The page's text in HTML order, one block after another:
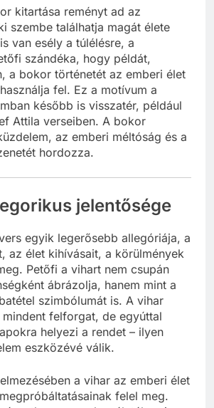
kitartása reményt ad az
szembe találhatja magát élete
van esély a túlélésre, a
szándéka, hogy példát,
a bokor történetét az emberi élet
fel. Ez a motívum a
később is visszatér, például
Attila verseiben. A bokor
az emberi méltóság és a
hordozza.
jelentősége
egyik legerősebb allegóriája, a
az élet kihívásait, a körülmények
Petőfi a vihart nem csupán
ábrázolja, hanem mint a
szimbólumát is. A vihar
felforgat, de egyúttal
helyezi a rendet – ilyen
eszközévé válik.
a vihar az emberi élet
felel meg.